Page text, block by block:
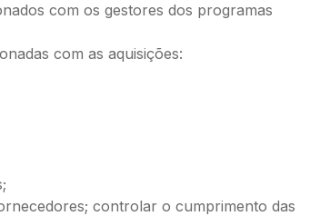
com os gestores dos programas
com as aquisições:
controlar o cumprimento das